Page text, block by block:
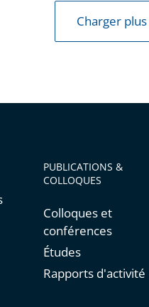
Charger
PUBLICATIONS &
COLLOQUES
Colloques et
conférences
Études
Rapports d'activité